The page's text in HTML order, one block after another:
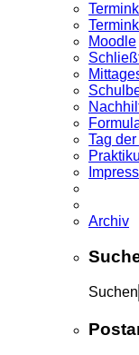
Moodle
Tag
Archiv
Suchen